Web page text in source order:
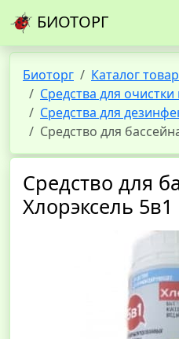
БИОТОРГ
Биоторг
Каталог
Средства для
Средства для
Средство для
Средство для
Хлорэксель 5в1